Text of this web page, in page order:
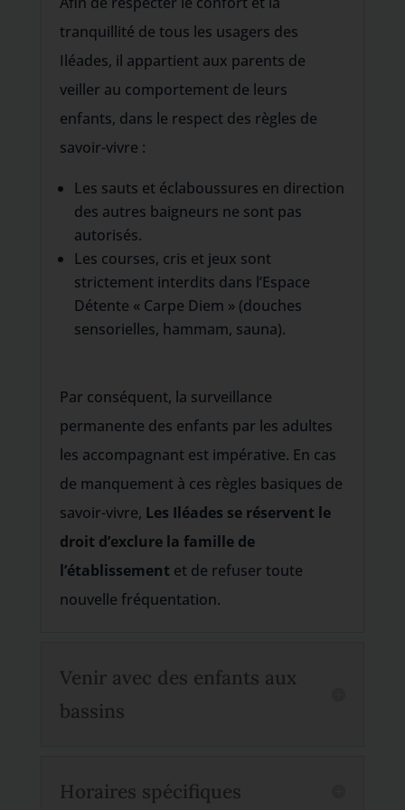
tranquillité de tous les usagers des
Iléades, il appartient aux parents de
veiller au comportement de leurs
enfants, dans le respect des règles de
savoir-vivre :
Les sauts et éclaboussures en direction
des autres baigneurs ne sont pas
autorisés.
Les courses, cris et jeux sont
strictement interdits dans l’Espace
Détente « Carpe Diem » (douches
sensorielles, hammam, sauna).
Par conséquent, la surveillance
permanente des enfants par les adultes
les accompagnant est impérative. En cas
de manquement à ces règles basiques de
savoir-vivre, Les Iléades se réservent le
droit d’exclure la famille de
l’établissement et de refuser toute
nouvelle fréquentation.
Venir avec des enfants aux
bassins
Horaires spécifiques